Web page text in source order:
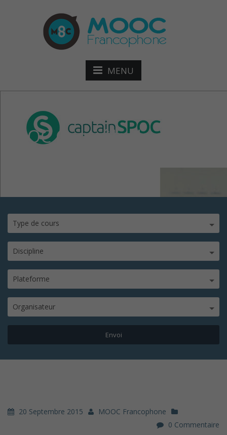
MENU
SPOC Contrôle de gestion
Type de cours
Discipline
Plateforme
Organisateur
20 Septembre 2015
MOOC Francophone
0 Commentaire